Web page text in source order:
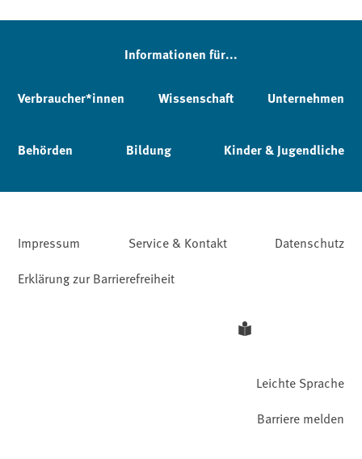
Informationen für...
Verbraucher*innen Wissenschaft Unternehmen
Behörden Bildung Kinder & Jugendliche
Impressum Service & Kontakt
Datenschutz
Erklärung zur Barrierefreiheit
Leichte Sprache
Barriere melden